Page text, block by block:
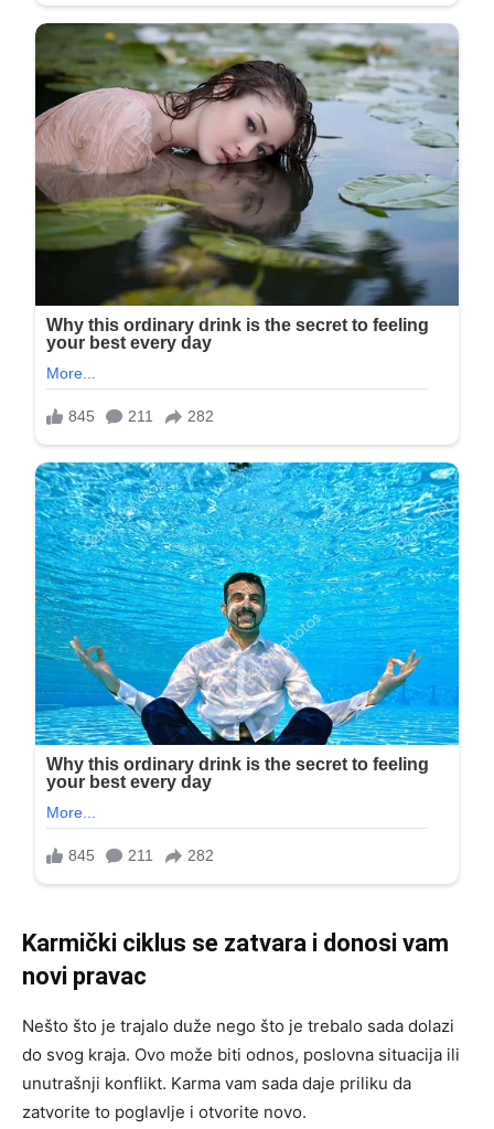
Karmički ciklus se zatvara i donosi vam
novi pravac
Nešto što je trajalo duže nego što je trebalo sada dolazi
do svog kraja. Ovo može biti odnos, poslovna situacija ili
unutrašnji konflikt. Karma vam sada daje priliku da
zatvorite to poglavlje i otvorite novo.